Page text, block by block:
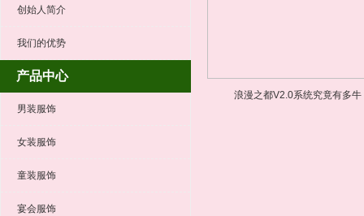
创始人简介
我们的优势
产品中心
男装服饰
女装服饰
童装服饰
宴会服饰
浪漫之都V2.0系统究竟有多牛